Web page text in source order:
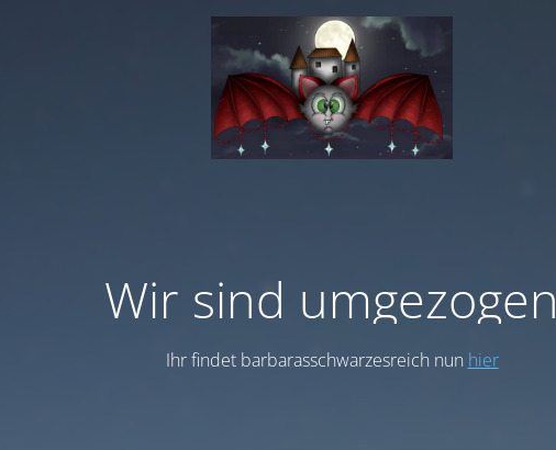
Wir sind umgezogen
Ihr findet barbarasschwarzesreich nun hier